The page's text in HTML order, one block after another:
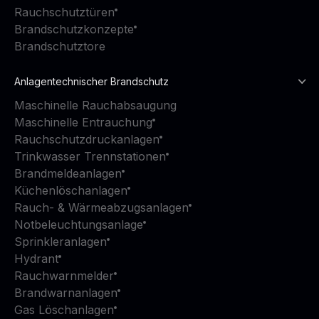
Rauchschutztüren
Brandschutzkonzepte
Brandschutztore
Anlagentechnischer Brandschutz
Maschinelle Rauchabsaugung
Maschinelle Entrauchung
Rauchschutzdruckanlagen
Trinkwasser Trennstationen
Brandmeldeanlagen
Küchenlöschanlagen
Rauch- & Wärmeabzugsanlagen
Notbeleuchtungsanlage
Sprinkleranlagen
Hydrant
Rauchwarnmelder
Brandwarnanlagen
Gas Löschanlagen